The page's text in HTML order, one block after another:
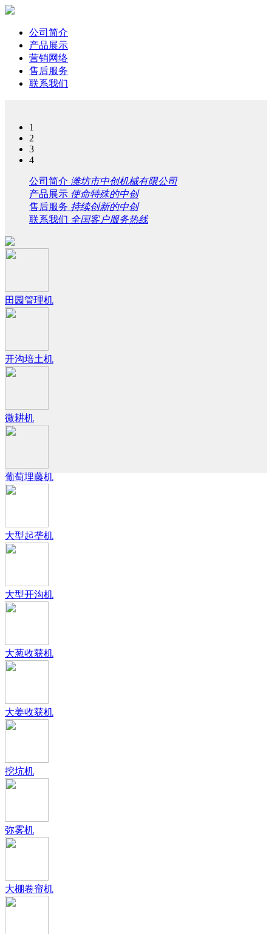
公司简介
产品展示
营销网络
售后服务
联系我们
1
2
3
4
公司简介 潍坊市中创机械有限公司
产品展示 使命特殊的中创
售后服务 持续创新的中创
联系我们 全国客户服务热线
田园管理机
开沟培土机
微耕机
葡萄埋藤机
大型起垄机
大型开沟机
大葱收获机
大姜收获机
挖坑机
弥雾机
大棚卷帘机